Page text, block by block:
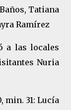
Tatiana
Ramírez
a las locales
Nuria
min. 31: Lucía